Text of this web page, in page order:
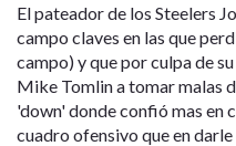
El pateador de los Steelers
campo claves en las que
campo) y que por culpa de
Mike Tomlin a tomar malas
'down' donde confió mas en
cuadro ofensivo que en